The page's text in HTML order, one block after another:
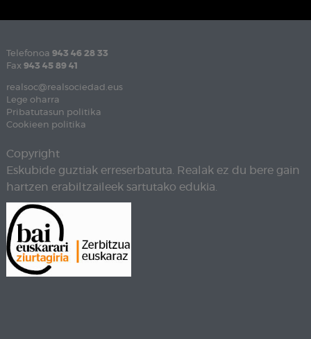
Telefonoa 943 46 28 33
Fax 943 45 89 41
realsoc@realsociedad.eus
Lege oharra
Pribatutasun politika
Cookieen politika
Copyright
Eskubide guztiak erreserbatuta. Realak ez du bere gain
hartzen erabiltzaileek sartutako edukia.